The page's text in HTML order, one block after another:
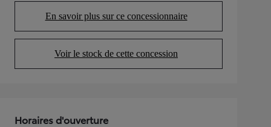
En savoir plus sur ce concessionnaire
(Opens in new tab)
Voir le stock de cette concession
(Opens in new tab)
Horaires d'ouverture